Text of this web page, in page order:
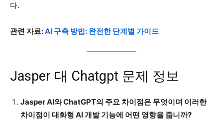
다.
관련 자료:AI 구축 방법: 완전한 단계별 가이드
Jasper 대 Chatgpt 문제 정보
Jasper AI와 ChatGPT의 주요 차이점은 무엇이며 이러한
차이점이 대화형 AI 개발 기능에 어떤 영향을 줍니까?